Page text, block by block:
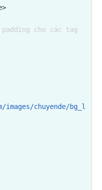
cho các tag
chuyende/bg_l